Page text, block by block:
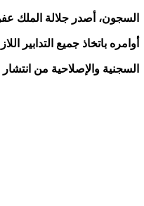
أوامره باتخاذ جميع التدابير
السجنية والإصلاحية من